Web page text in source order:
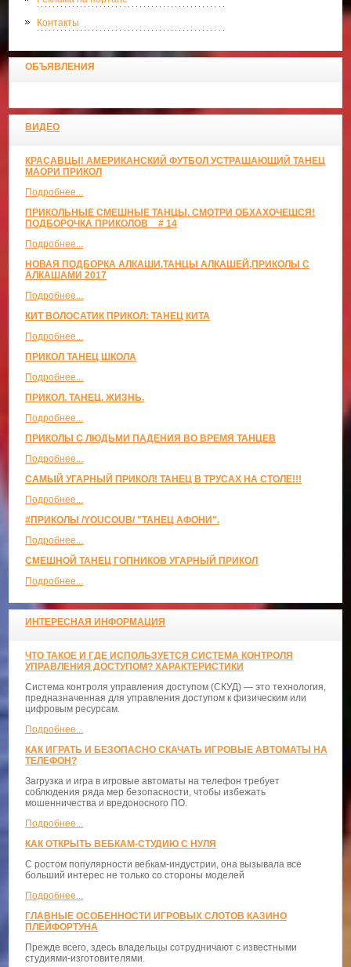
Контакты
ОБЪЯВЛЕНИЯ
ВИДЕО
КРАСАВЦЫ! АМЕРИКАНСКИЙ ФУТБОЛ УСТРАШАЮЩИЙ ТАНЕЦ
МАОРИ ПРИКОЛ
Подробнее...
ПРИКОЛЬНЫЕ СМЕШНЫЕ ТАНЦЫ. СМОТРИ ОБХАХОЧЕШСЯ!
ПОДБОРОЧКА ПРИКОЛОВ _ # 14
Подробнее...
НОВАЯ ПОДБОРКА АЛКАШИ,ТАНЦЫ АЛКАШЕЙ,ПРИКОЛЫ С
АЛКАШАМИ 2017
Подробнее...
КИТ ВОЛОСАТИК ПРИКОЛ: ТАНЕЦ КИТА
Подробнее...
ПРИКОЛ ТАНЕЦ ШКОЛА
Подробнее...
ПРИКОЛ. ТАНЕЦ. ЖИЗНЬ.
Подробнее...
ПРИКОЛЫ С ЛЮДЬМИ ПАДЕНИЯ ВО ВРЕМЯ ТАНЦЕВ
Подробнее...
САМЫЙ УГАРНЫЙ ПРИКОЛ! ТАНЕЦ В ТРУСАХ НА СТОЛЕ!!!
Подробнее...
#ПРИКОЛЫ /YOUCOUB/ "ТАНЕЦ АФОНИ".
Подробнее...
СМЕШНОЙ ТАНЕЦ ГОПНИКОВ УГАРНЫЙ ПРИКОЛ
Подробнее...
ИНТЕРЕСНАЯ ИНФОРМАЦИЯ
ЧТО ТАКОЕ И ГДЕ ИСПОЛЬЗУЕТСЯ СИСТЕМА КОНТРОЛЯ
УПРАВЛЕНИЯ ДОСТУПОМ? ХАРАКТЕРИСТИКИ
Система контроля управления доступом (СКУД) — это технология,
предназначенная для управления доступом к физическим или
цифровым ресурсам.
Подробнее...
КАК ИГРАТЬ И БЕЗОПАСНО СКАЧАТЬ ИГРОВЫЕ АВТОМАТЫ НА
ТЕЛЕФОН?
Загрузка и игра в игровые автоматы на телефон требует
соблюдения ряда мер безопасности, чтобы избежать
мошенничества и вредоносного ПО.
Подробнее...
КАК ОТКРЫТЬ ВЕБКАМ-СТУДИЮ С НУЛЯ
С ростом популярности вебкам-индустрии, она вызывала все
больший интерес не только со стороны моделей
Подробнее...
ГЛАВНЫЕ ОСОБЕННОСТИ ИГРОВЫХ СЛОТОВ КАЗИНО
ПЛЕЙФОРТУНА
Прежде всего, здесь владельцы сотрудничают с известными
студиями-изготовителями.